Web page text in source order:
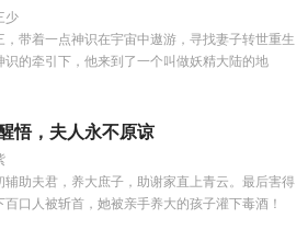
少
，带着一点神识在宇宙中遨游，寻找妻子转世重生
识的牵引下，他来到了一个叫做妖精大陆的地
悟，夫人永不原谅
辅助夫君，养大庶子，助谢家直上青云。最后害得
百口人被斩首，她被亲手养大的孩子灌下毒酒！